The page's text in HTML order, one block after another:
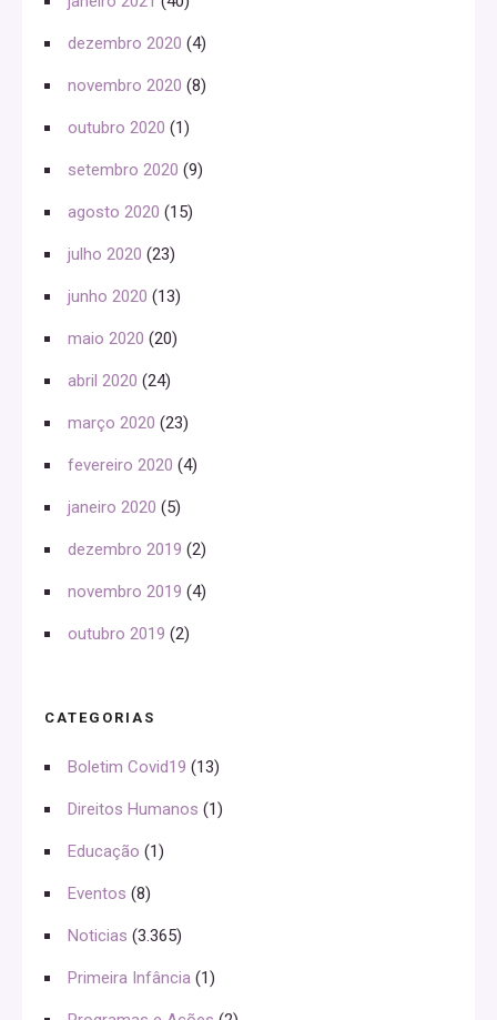
dezembro 2020 (4)
novembro 2020 (8)
outubro 2020 (1)
setembro 2020 (9)
agosto 2020 (15)
julho 2020 (23)
junho 2020 (13)
maio 2020 (20)
abril 2020 (24)
março 2020 (23)
fevereiro 2020 (4)
janeiro 2020 (5)
dezembro 2019 (2)
novembro 2019 (4)
outubro 2019 (2)
CATEGORIAS
Boletim Covid19 (13)
Direitos Humanos (1)
Educação (1)
Eventos (8)
Noticias (3.365)
Primeira Infância (1)